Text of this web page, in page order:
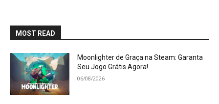
MOST READ
Moonlighter de Graça na Steam: Garanta
Seu Jogo Grátis Agora!
06/08/2026